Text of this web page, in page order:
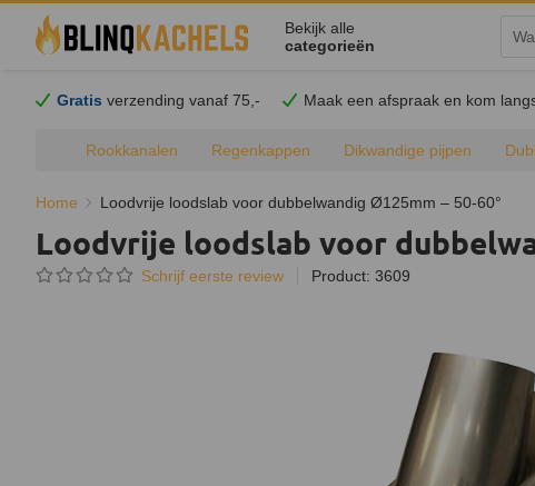
Bekijk alle
categorieën
Gratis verzending vanaf 75,- Maak een afspraak en kom
Rookkanalen Regenkappen Dikwandige pijpen
Home Loodvrije loodslab voor dubbelwandig Ø125mm – 50-60°
Loodvrije loodslab voor
Schrijf eerste review Product: 3609